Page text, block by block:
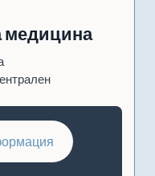
медицина